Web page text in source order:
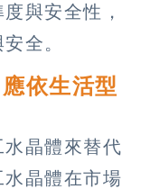
與安全性，
全。
依生活型
晶體來替代
晶體在市場